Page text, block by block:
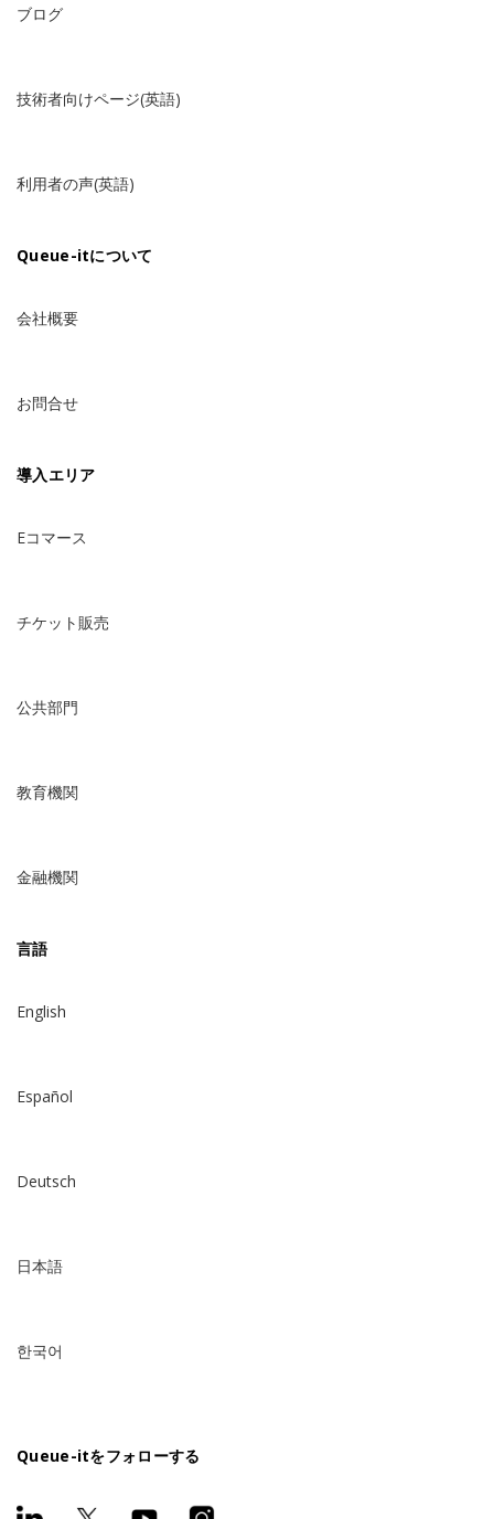
ブログ
技術者向けページ(英語)
利用者の声(英語)
Queue-itについて
会社概要
お問合せ
導入エリア
Eコマース
チケット販売
公共部門
教育機関
金融機関
言語
English
Español
Deutsch
日本語
한국어
Queue-itをフォローする